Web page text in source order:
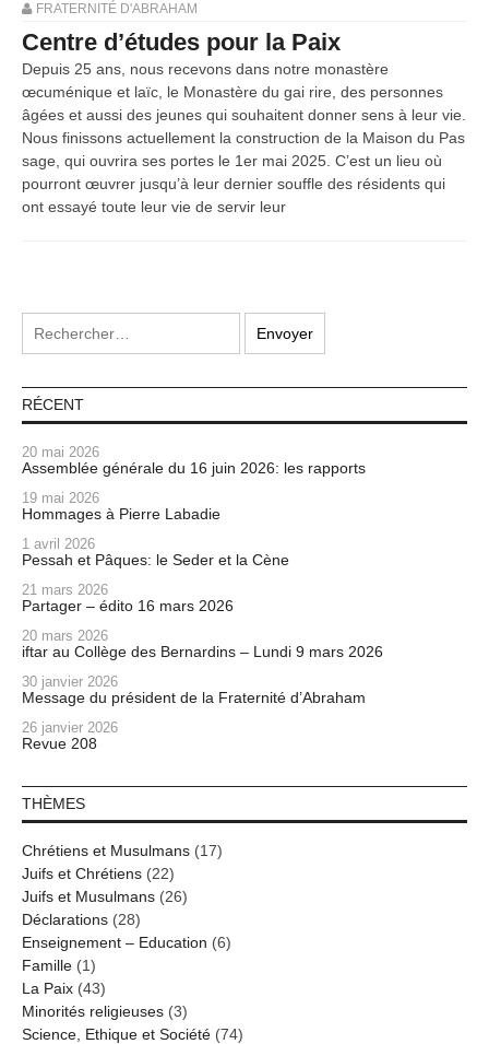
FRATERNITÉ D'ABRAHAM
Centre d’études pour la Paix
Depuis 25 ans, nous recevons dans notre monastère
œcuménique et laïc, le Monastère du gai rire, des personnes
âgées et aussi des jeunes qui souhaitent donner sens à leur vie.
Nous finissons actuellement la construction de la Maison du Pas
sage, qui ouvrira ses portes le 1er mai 2025. C’est un lieu où
pourront œuvrer jusqu’à leur dernier souffle des résidents qui
ont essayé toute leur vie de servir leur
RÉCENT
20 mai 2026
Assemblée générale du 16 juin 2026: les rapports
19 mai 2026
Hommages à Pierre Labadie
1 avril 2026
Pessah et Pâques: le Seder et la Cène
21 mars 2026
Partager – édito 16 mars 2026
20 mars 2026
iftar au Collège des Bernardins – Lundi 9 mars 2026
30 janvier 2026
Message du président de la Fraternité d’Abraham
26 janvier 2026
Revue 208
THÈMES
Chrétiens et Musulmans (17)
Juifs et Chrétiens (22)
Juifs et Musulmans (26)
Déclarations (28)
Enseignement – Education (6)
Famille (1)
La Paix (43)
Minorités religieuses (3)
Science, Ethique et Société (74)